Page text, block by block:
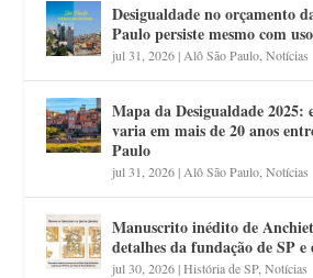
Desigualdade no orçamento
Paulo persiste mesmo com
jul 31, 2026| Alô São Paulo ,Notícias
Mapa da Desigualdade 2025:
varia em mais de 20 anos
Paulo
jul 31, 2026| Alô São Paulo ,Notícias
Manuscrito inédito de
detalhes da fundação de SP
jul 30, 2026|História de SP,Notícias